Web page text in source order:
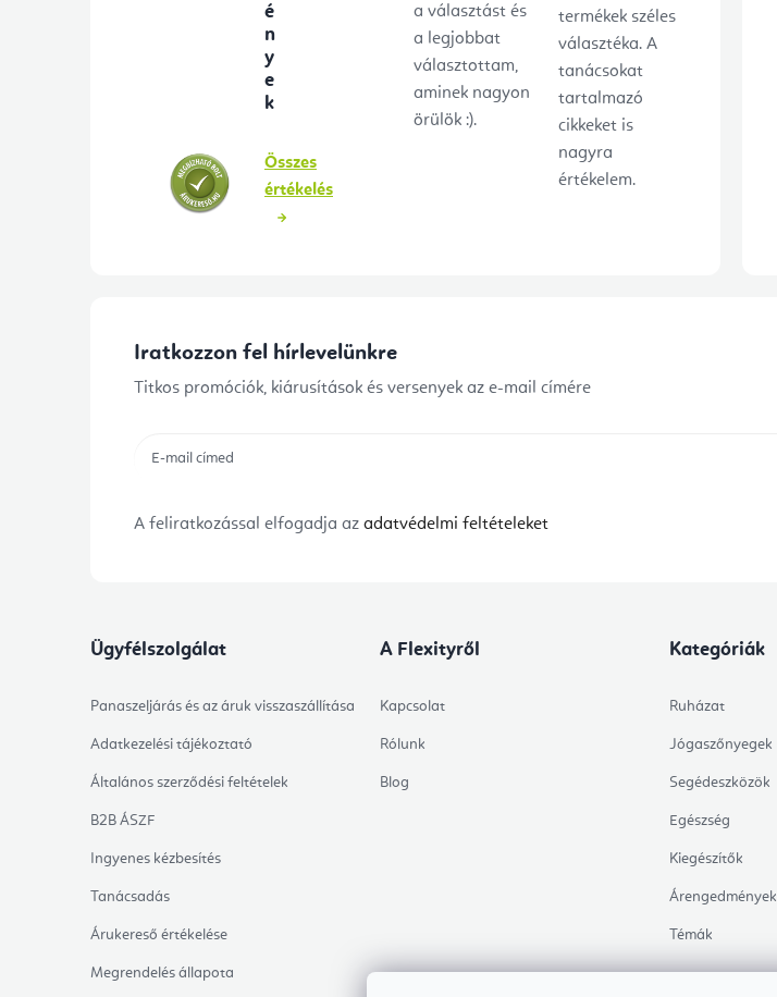
é
n
y
e
k
Összes
értékelés
a választást és
a legjobbat
választottam,
aminek nagyon
örülök :).
termékek széles
választéka. A
tanácsokat
tartalmazó
cikkeket is
nagyra
értékelem.
Iratkozzon fel hírlevelünkre
Titkos promóciók, kiárusítások és versenyek az e-mail címére
A feliratkozással elfogadja az adatvédelmi feltételeket
Ügyfélszolgálat
Panaszeljárás és az áruk visszaszállítása
Adatkezelési tájékoztató
Általános szerződési feltételek
B2B ÁSZF
Ingyenes kézbesítés
Tanácsadás
Árukereső értékelése
Megrendelés állapota
A Flexityről
Kapcsolat
Rólunk
Blog
Kategóriák
Ruházat
Jógaszőnyegek
Segédeszközök
Egészség
Kiegészítők
Árengedmények
Témák